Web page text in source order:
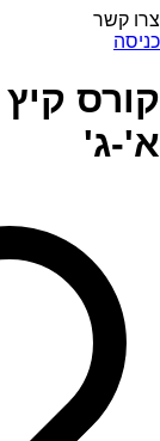
צרו קשר
כניסה
א'-ג'